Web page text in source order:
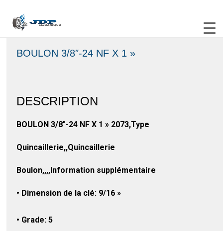
BOULON 3/8″-24 NF X 1 »
DESCRIPTION
BOULON 3/8″-24 NF X 1 » 2073,Type
Quincaillerie,,Quincaillerie
Boulon,,,,Information supplémentaire
• Dimension de la clé: 9/16 »
• Grade: 5